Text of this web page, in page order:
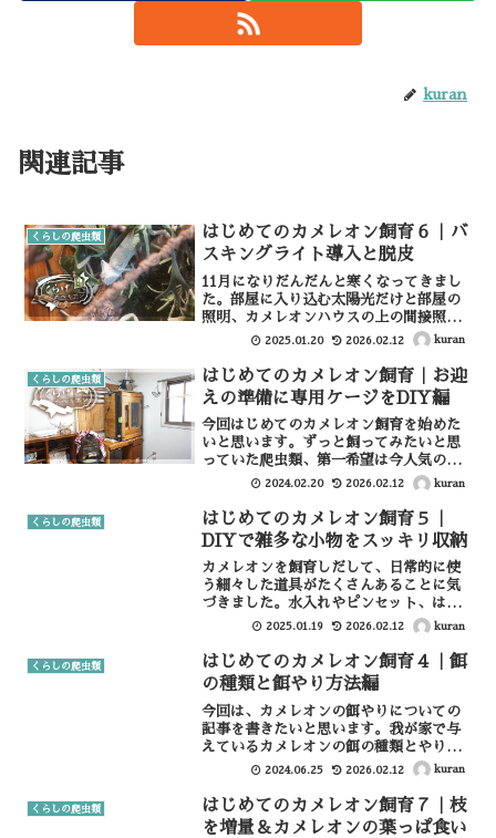
kuran
関連記事
くらしの爬虫類
はじめてのカメレオン飼育６｜バ
スキングライト導入と脱皮
11月になりだんだんと寒くなってきまし
た。部屋に入り込む太陽光だけと部屋の
照明、カメレオンハウスの上の間接照明
だけではちょっとつらそう。なのでカメ
設置してあげようと思います。バスキン
グライトとはバスキング...
2025.01.20 2026.02.12 kuran
くらしの爬虫類
はじめてのカメレオン飼育｜お迎
えの準備に専用ケージをDIY編
今回はじめてのカメレオン飼育を始めた
いと思います。ずっと飼ってみたいと思
っていた爬虫類、第一希望は今人気の
（？）レオパ（ヒョウモントカゲモド
供たちの意見を聞いたところカメレオン
が人気だったのでカメレオンを...
2024.02.20 2026.02.12 kuran
くらしの爬虫類
はじめてのカメレオン飼育５｜
DIYで雑多な小物をスッキリ収納
カメレオンを飼育しだして、日常的に使
う細々した道具がたくさんあることに気
づきました。水入れやピンセット、はさ
みにトングに。これらをまとめておける
た。整理したい道具たち水をやるときの
圧縮式のスプレーボトル...
2025.01.19 2026.02.12 kuran
くらしの爬虫類
はじめてのカメレオン飼育４｜餌
の種類と餌やり方法編
今回は、カメレオンの餌やりについての
記事を書きたいと思います。我が家で与
えているカメレオンの餌の種類とやり
方、餌たちの管理環境も書いていきたい
類ヨーロッパイエコオロギまず一番メイ
ンで与えることになるのがこ...
2024.06.25 2026.02.12 kuran
くらしの爬虫類
はじめてのカメレオン飼育７｜枝
を増量＆カメレオンの葉っぱ食い